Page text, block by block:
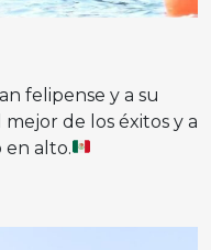
felipense y a su
de los éxitos y a
en alto.